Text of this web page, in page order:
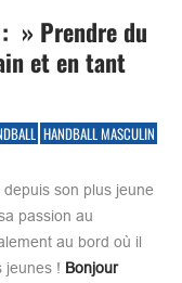
» Prendre du
et en tant
HANDBALL MASCULIN
son plus jeune
passion au
au bord où il
jeunes ! Bonjour